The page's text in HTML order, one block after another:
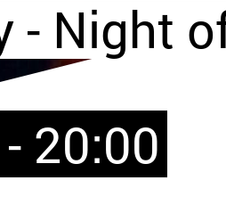
- Night
20:00